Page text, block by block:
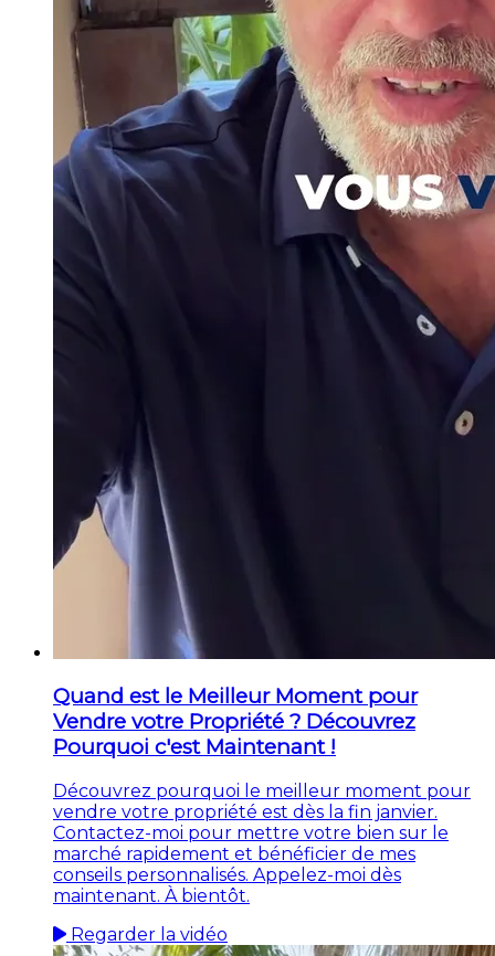
Quand est le Meilleur Moment pour
Vendre votre Propriété ? Découvrez
Pourquoi c'est Maintenant !
Découvrez pourquoi le meilleur moment pour
vendre votre propriété est dès la fin janvier.
Contactez-moi pour mettre votre bien sur le
marché rapidement et bénéficier de mes
conseils personnalisés. Appelez-moi dès
maintenant. À bientôt.
Regarder la vidéo